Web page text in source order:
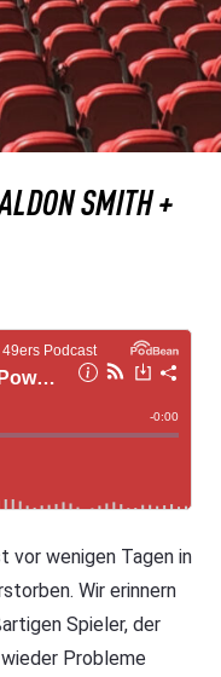
SMITH +
vor wenigen Tagen in
Wir erinnern
Spieler, der
Probleme